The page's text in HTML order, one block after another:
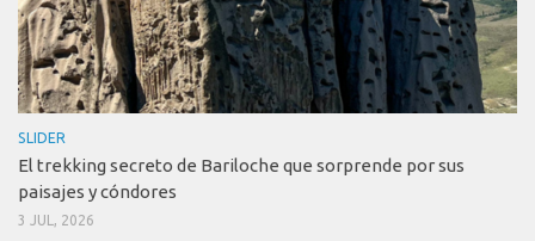
SLIDER
El trekking secreto de Bariloche que sorprende por sus
paisajes y cóndores
3 JUL, 2026